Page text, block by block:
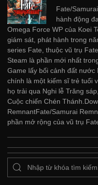
Fate/
hành động
Omega Force WP của Koei
giám sát, phát hành trong
series Fate, thuộc vũ trụ
Steam là phần mới nhất
Game lấy bối cảnh đất
chính là một kiếm sĩ trẻ tuổi
họ trải qua Nghi lễ Trăng
Cuộc chiến Chén
RemnantFate/Samurai
phần mở rộng của vũ trụ Fate